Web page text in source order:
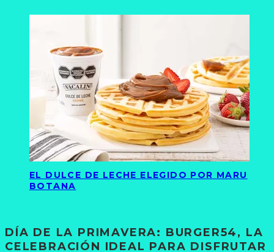
EL DULCE DE LECHE ELEGIDO POR MARU
BOTANA
DÍA DE LA PRIMAVERA: BURGER54, LA
CELEBRACIÓN IDEAL PARA DISFRUTAR